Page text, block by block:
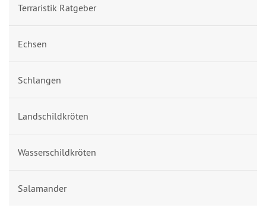
Terraristik Ratgeber
Echsen
Schlangen
Landschildkröten
Wasserschildkröten
Salamander